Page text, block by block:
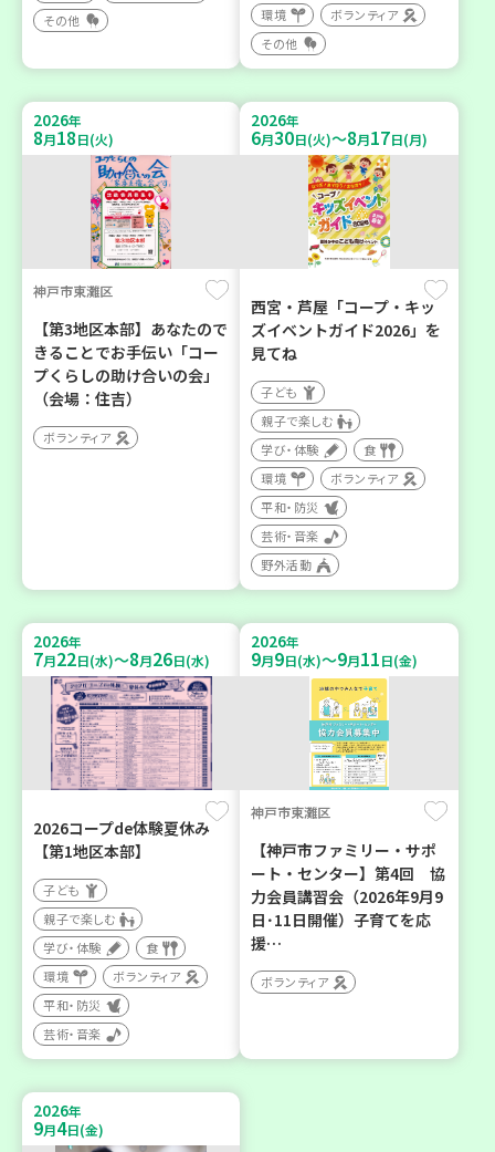
その他
環境
ボランティア
その他
2026年
8月18日(火)
神戸市東灘区
【第3地区本部】あなたので
きることでお手伝い「コー
プくらしの助け合いの会」
（会場：住吉）
ボランティア
2026年
6月30日(火)～8月17日(月)
西宮・芦屋「コープ・キッ
ズイベントガイド2026」を
見てね
子ども
親子で楽しむ
学び・体験
食
環境
ボランティア
平和・防災
芸術・音楽
野外活動
2026年
7月22日(水)～8月26日(水)
2026コープde体験夏休み
【第1地区本部】
子ども
親子で楽しむ
学び・体験
食
環境
ボランティア
平和・防災
芸術・音楽
2026年
9月9日(水)～9月11日(金)
神戸市東灘区
【神戸市ファミリー・サポ
ート・センター】第4回 協
力会員講習会（2026年9月9
日･11日開催）子育てを応
援…
ボランティア
2026年
9月4日(金)